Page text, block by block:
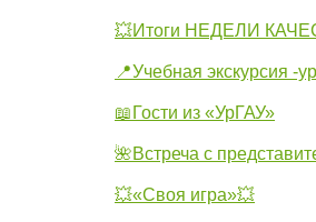
💥Итоги НЕДЕЛИ
📍Учебная экскурсия -
📖Гости из «УрГАУ»
🌺Встреча с
💥«Своя игра»💥